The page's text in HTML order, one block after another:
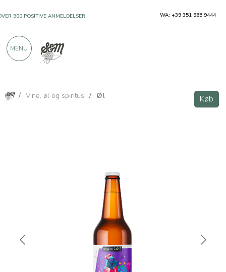
/ Vine, øl og spiritus / Øl Køb
Lunapark - Øl DDH IPA 33cl Køb
FRAGT OVER €990,00
PRODUKTER FRA FREMRAGENDE
WA: +39 351 865 9444
MENU